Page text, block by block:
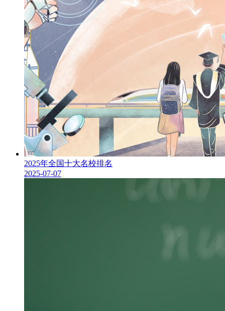
2025年全国十大名校排名
2025-07-07